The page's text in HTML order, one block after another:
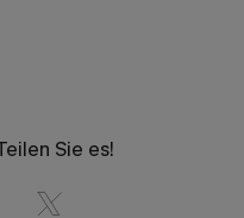
Sie es!